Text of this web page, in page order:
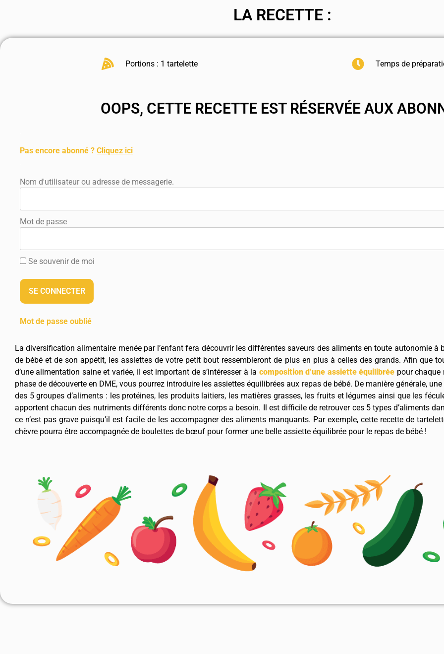
LA RECETTE :
Portions : 1 tartelette Temps de
OOPS, CETTE RECETTE EST RÉSERVÉE AUX
Pas encore abonné ? Cliquez ici
Nom d'utilisateur ou adresse de messagerie.
Mot de passe
Se souvenir de moi
Mot de passe oublié
La diversification alimentaire menée par l’enfant fera découvrir les différentes saveurs des aliments en toute autonomie à
de bébé et de son appétit, les assiettes de votre petit bout ressembleront de plus en plus à celles des grands. Afin que
d’une alimentation saine et variée, il est important de s’intéresser à la composition d’une assiette équilibrée pour chaque
phase de découverte en DME, vous pourrez introduire les assiettes équilibrées aux repas de bébé. De manière générale,
des 5 groupes d’aliments : les protéines, les produits laitiers, les matières grasses, les fruits et légumes ainsi que les
apportent chacun des nutriments différents donc notre corps a besoin. Il est difficile de retrouver ces 5 types d’aliments
ce n’est pas grave puisqu’il est facile de les accompagner des aliments manquants. Par exemple, cette recette de
chèvre pourra être accompagnée de boulettes de bœuf pour former une belle assiette équilibrée pour le repas de bébé !